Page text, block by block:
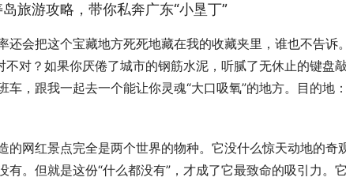
旅游攻略，带你私奔广东“小垦丁”
会把这个宝藏地方死死地藏在我的收藏夹里，谁也不告诉
对？如果你厌倦了城市的钢筋水泥，听腻了无休止的键盘
，跟我一起去一个能让你灵魂“大口吸氧”的地方。目的地
网红景点完全是两个世界的物种。它没什么惊天动地的奇
。但就是这份“什么都没有”，才成了它最致命的吸引力。